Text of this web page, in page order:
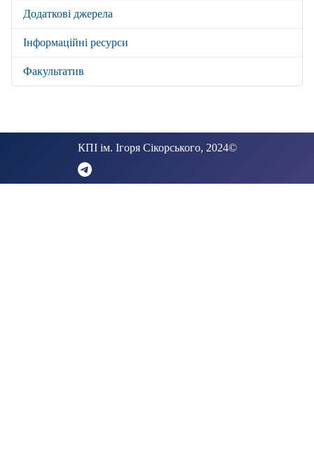
Додаткові джерела
Інформаційні ресурси
Факультатив
КПІ ім. Ігоря Сікорського, 2024©